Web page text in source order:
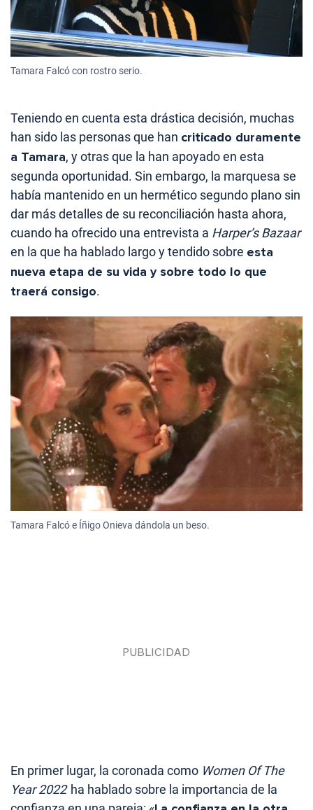
Tamara Falcó con rostro serio.
Teniendo en cuenta esta drástica decisión, muchas
han sido las personas que han criticado duramente
a Tamara, y otras que la han apoyado en esta
segunda oportunidad. Sin embargo, la marquesa se
había mantenido en un hermético segundo plano sin
dar más detalles de su reconciliación hasta ahora,
cuando ha ofrecido una entrevista a Harper’s Bazaar
en la que ha hablado largo y tendido sobre esta
nueva etapa de su vida y sobre todo lo que
traerá consigo.
Tamara Falcó e Íñigo Onieva dándola un beso.
En primer lugar, la coronada como Women Of The
Year 2022ha hablado sobre la importancia de la